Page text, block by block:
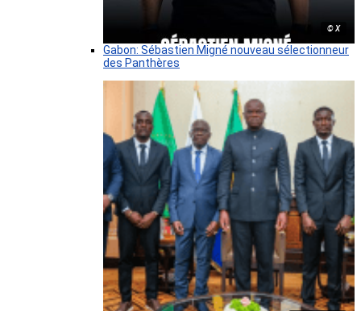
© X
Gabon: Sébastien Migné nouveau sélectionneur
des Panthères